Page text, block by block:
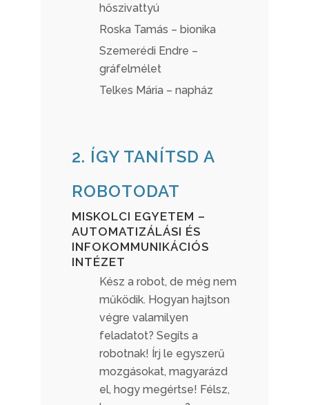
hőszivattyú
Roska Tamás – bionika
Szemerédi Endre –
gráfelmélet
Telkes Mária – napház
2. ÍGY TANÍTSD A
ROBOTODAT
MISKOLCI EGYETEM –
AUTOMATIZÁLÁSI ÉS
INFOKOMMUNIKÁCIÓS
INTÉZET
Kész a robot, de még nem
működik. Hogyan hajtson
végre valamilyen
feladatot? Segíts a
robotnak! Írj le egyszerű
mozgásokat, magyarázd
el, hogy megértse! Félsz,